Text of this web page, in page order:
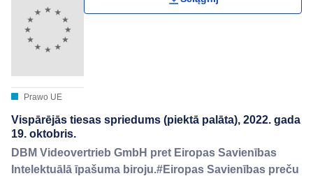
Prawo UE
Vispārējās tiesas spriedums (piektā palāta), 2022. gada
19. oktobris.
DBM Videovertrieb GmbH pret Eiropas Savienības
Intelektuālā īpašuma biroju.#Eiropas Savienības preču